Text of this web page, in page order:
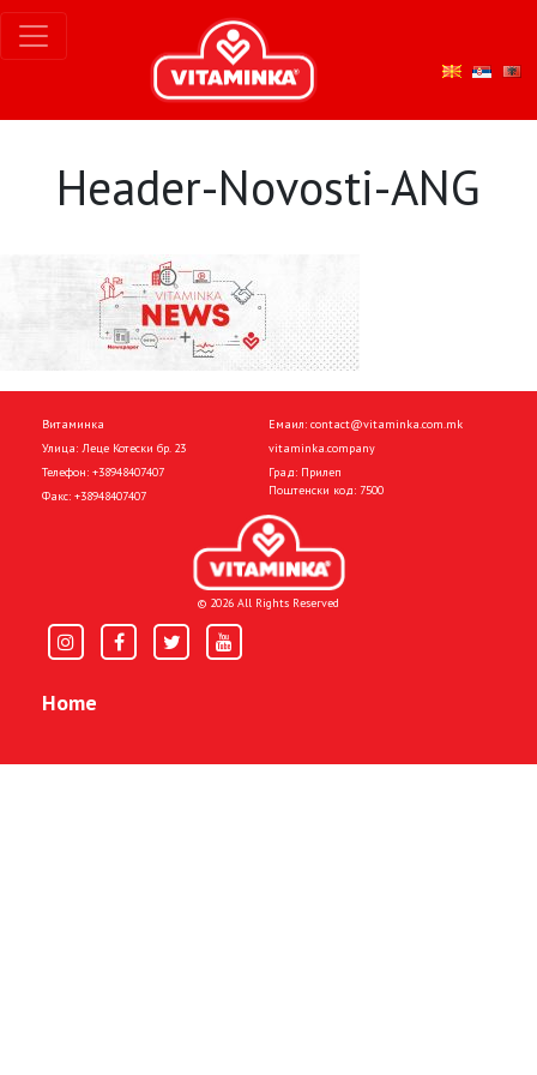
Header-Novosti-ANG
Витаминка
Улица: Леце Котески бр. 23
Телефон: +38948407407
Факс: +38948407407
Емаил: contact@vitaminka.com.mk
vitaminka.company
Град: Прилеп
Поштенски код: 7500
© 2026 All Rights Reserved
Home